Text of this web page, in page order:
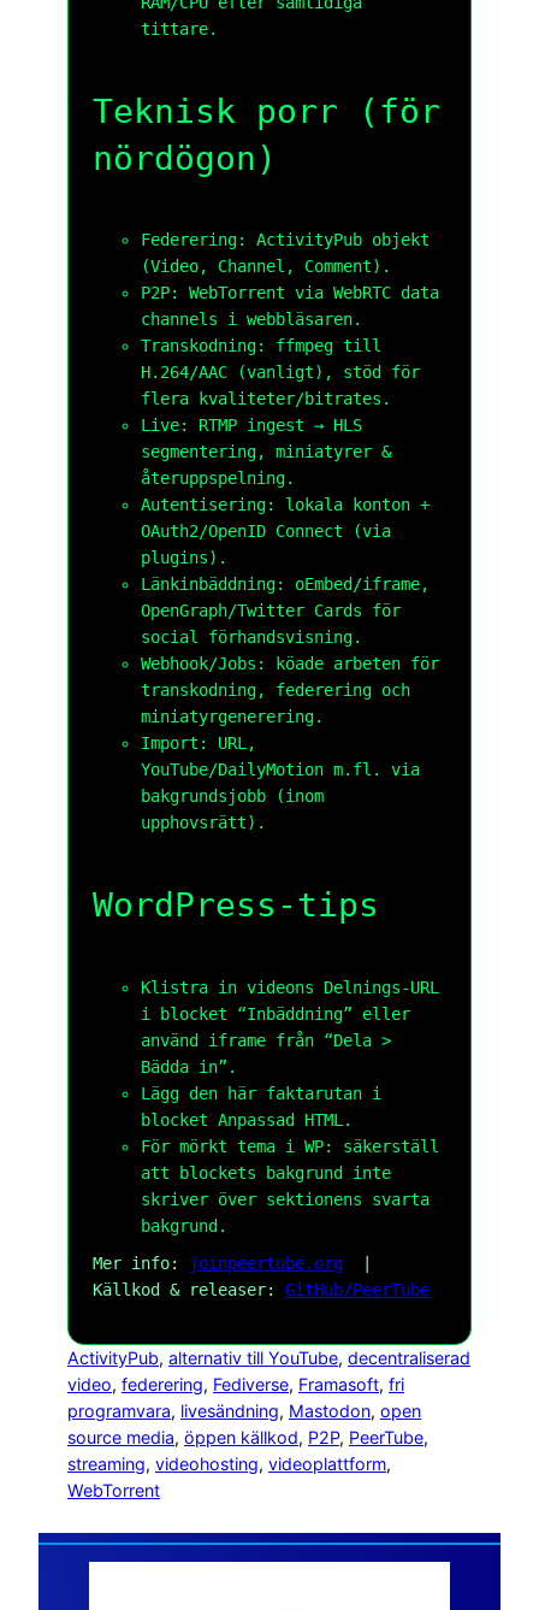
tittare.
Teknisk porr (för
nördögon)
Federering: ActivityPub objekt
(Video, Channel, Comment).
P2P: WebTorrent via WebRTC data
channels i webbläsaren.
Transkodning: ffmpeg till
H.264/AAC (vanligt), stöd för
flera kvaliteter/bitrates.
Live: RTMP ingest → HLS
segmentering, miniatyrer &
återuppspelning.
Autentisering: lokala konton +
OAuth2/OpenID Connect (via
plugins).
Länkinbäddning: oEmbed/iframe,
OpenGraph/Twitter Cards för
social förhandsvisning.
Webhook/Jobs: köade arbeten för
transkodning, federering och
miniatyrgenerering.
Import: URL,
YouTube/DailyMotion m.fl. via
bakgrundsjobb (inom
upphovsrätt).
WordPress-tips
Klistra in videons Delnings-URL
i blocket “Inbäddning” eller
använd iframe från “Dela >
Bädda in”.
Lägg den här faktarutan i
blocket Anpassad HTML .
För mörkt tema i WP: säkerställ
att blockets bakgrund inte
skriver över sektionens svarta
bakgrund.
Mer info:
joinpeertube.org
Källkod & releaser: GitHub/PeerTube
ActivityPub, alternativ till YouTube, decentraliserad
video, federering, Fediverse, Framasoft, fri
programvara, livesändning, Mastodon, open
source media, öppen källkod, P2P, PeerTube
streaming, videohosting, videoplattform
WebTorrent